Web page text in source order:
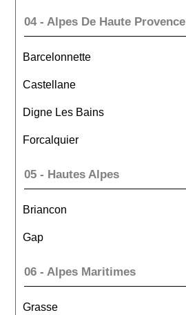
04 - Alpes De Haute Provence
Barcelonnette
Castellane
Digne Les Bains
Forcalquier
05 - Hautes Alpes
Briancon
Gap
06 - Alpes Maritimes
Grasse